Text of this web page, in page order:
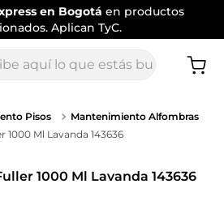
en Bogotá en productos
Aplican TyC.
lo que estás buscando
Pisos
Mantenimiento Alfombras
Ml Lavanda 143636
1000 Ml Lavanda 143636